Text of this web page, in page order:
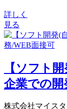
詳しく
見る
【ソフト
企業での開
株式会社マイス